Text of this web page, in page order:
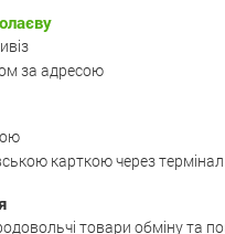
за адресою
карткою через
товари обміну та